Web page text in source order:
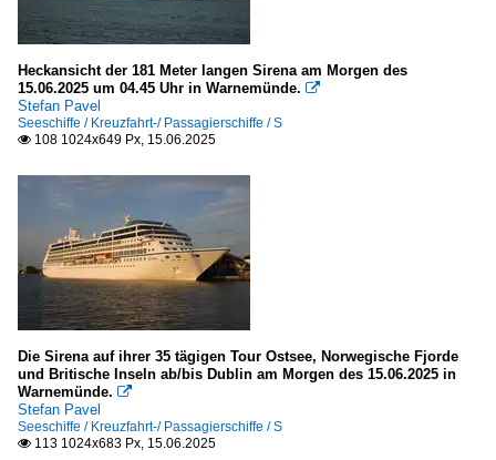
Spanien
Arrecife (Lanzarote)
Südostasien
Singapore
Portland (Maine)
Seeschiffe
Kreuzfahrt-/ Passagierschiffe
C
COSTA ...
Kühlschiffe / reefer
Heckansicht der 181 Meter langen Sirena am Morgen des
15.06.2025 um 04.45 Uhr in Warnemünde. 
Stefan Pavel
Seeschiffe / Kreuzfahrt-/ Passagierschiffe / S
 108 1024x649 Px, 15.06.2025
Die Sirena auf ihrer 35 tägigen Tour Ostsee, Norwegische Fjorde
und Britische Inseln ab/bis Dublin am Morgen des 15.06.2025 in
Warnemünde. 
Stefan Pavel
Seeschiffe / Kreuzfahrt-/ Passagierschiffe / S
 113 1024x683 Px, 15.06.2025